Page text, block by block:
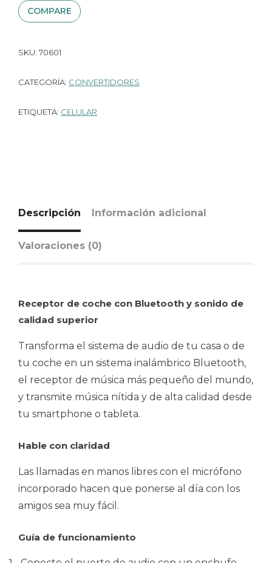
COMPARE
SKU: 70601
CATEGORÍA: CONVERTIDORES
ETIQUETA: CELULAR
Descripción Información adicional
Valoraciones (0)
Receptor de coche con Bluetooth y sonido de
calidad superior
Transforma el sistema de audio de tu casa o de
tu coche en un sistema inalámbrico Bluetooth,
el receptor de música más pequeño del mundo,
y transmite música nítida y de alta calidad desde
tu smartphone o tableta.
Hable con claridad
Las llamadas en manos libres con el micrófono
incorporado hacen que ponerse al día con los
amigos sea muy fácil.
Guía de funcionamiento